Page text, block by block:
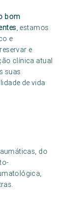
bom
, estamos
e
e
clínica atual
suas
de vida
do